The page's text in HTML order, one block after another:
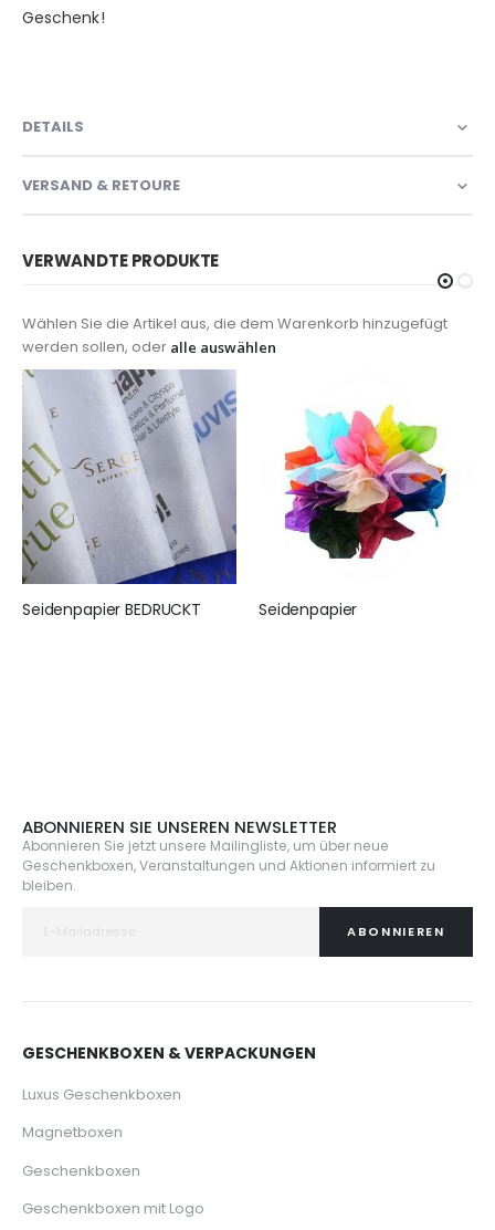
Geschenk!
DETAILS
VERSAND & RETOURE
VERWANDTE PRODUKTE
Wählen Sie die Artikel aus, die dem Warenkorb hinzugefügt
werden sollen, oder alle auswählen
Seidenpapier BEDRUCKT Seidenpapier
ABONNIEREN SIE UNSEREN NEWSLETTER
Abonnieren Sie jetzt unsere Mailingliste, um über neue
Geschenkboxen, Veranstaltungen und Aktionen informiert zu
bleiben.
ABONNIEREN
GESCHENKBOXEN & VERPACKUNGEN
Luxus Geschenkboxen
Magnetboxen
Geschenkboxen
Geschenkboxen mit Logo